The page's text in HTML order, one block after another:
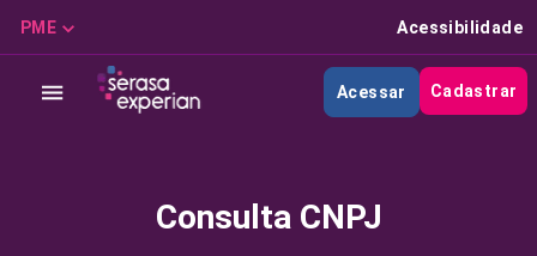
PME Acessibilidade
Acessar Cadastrar
Consulta CNPJ